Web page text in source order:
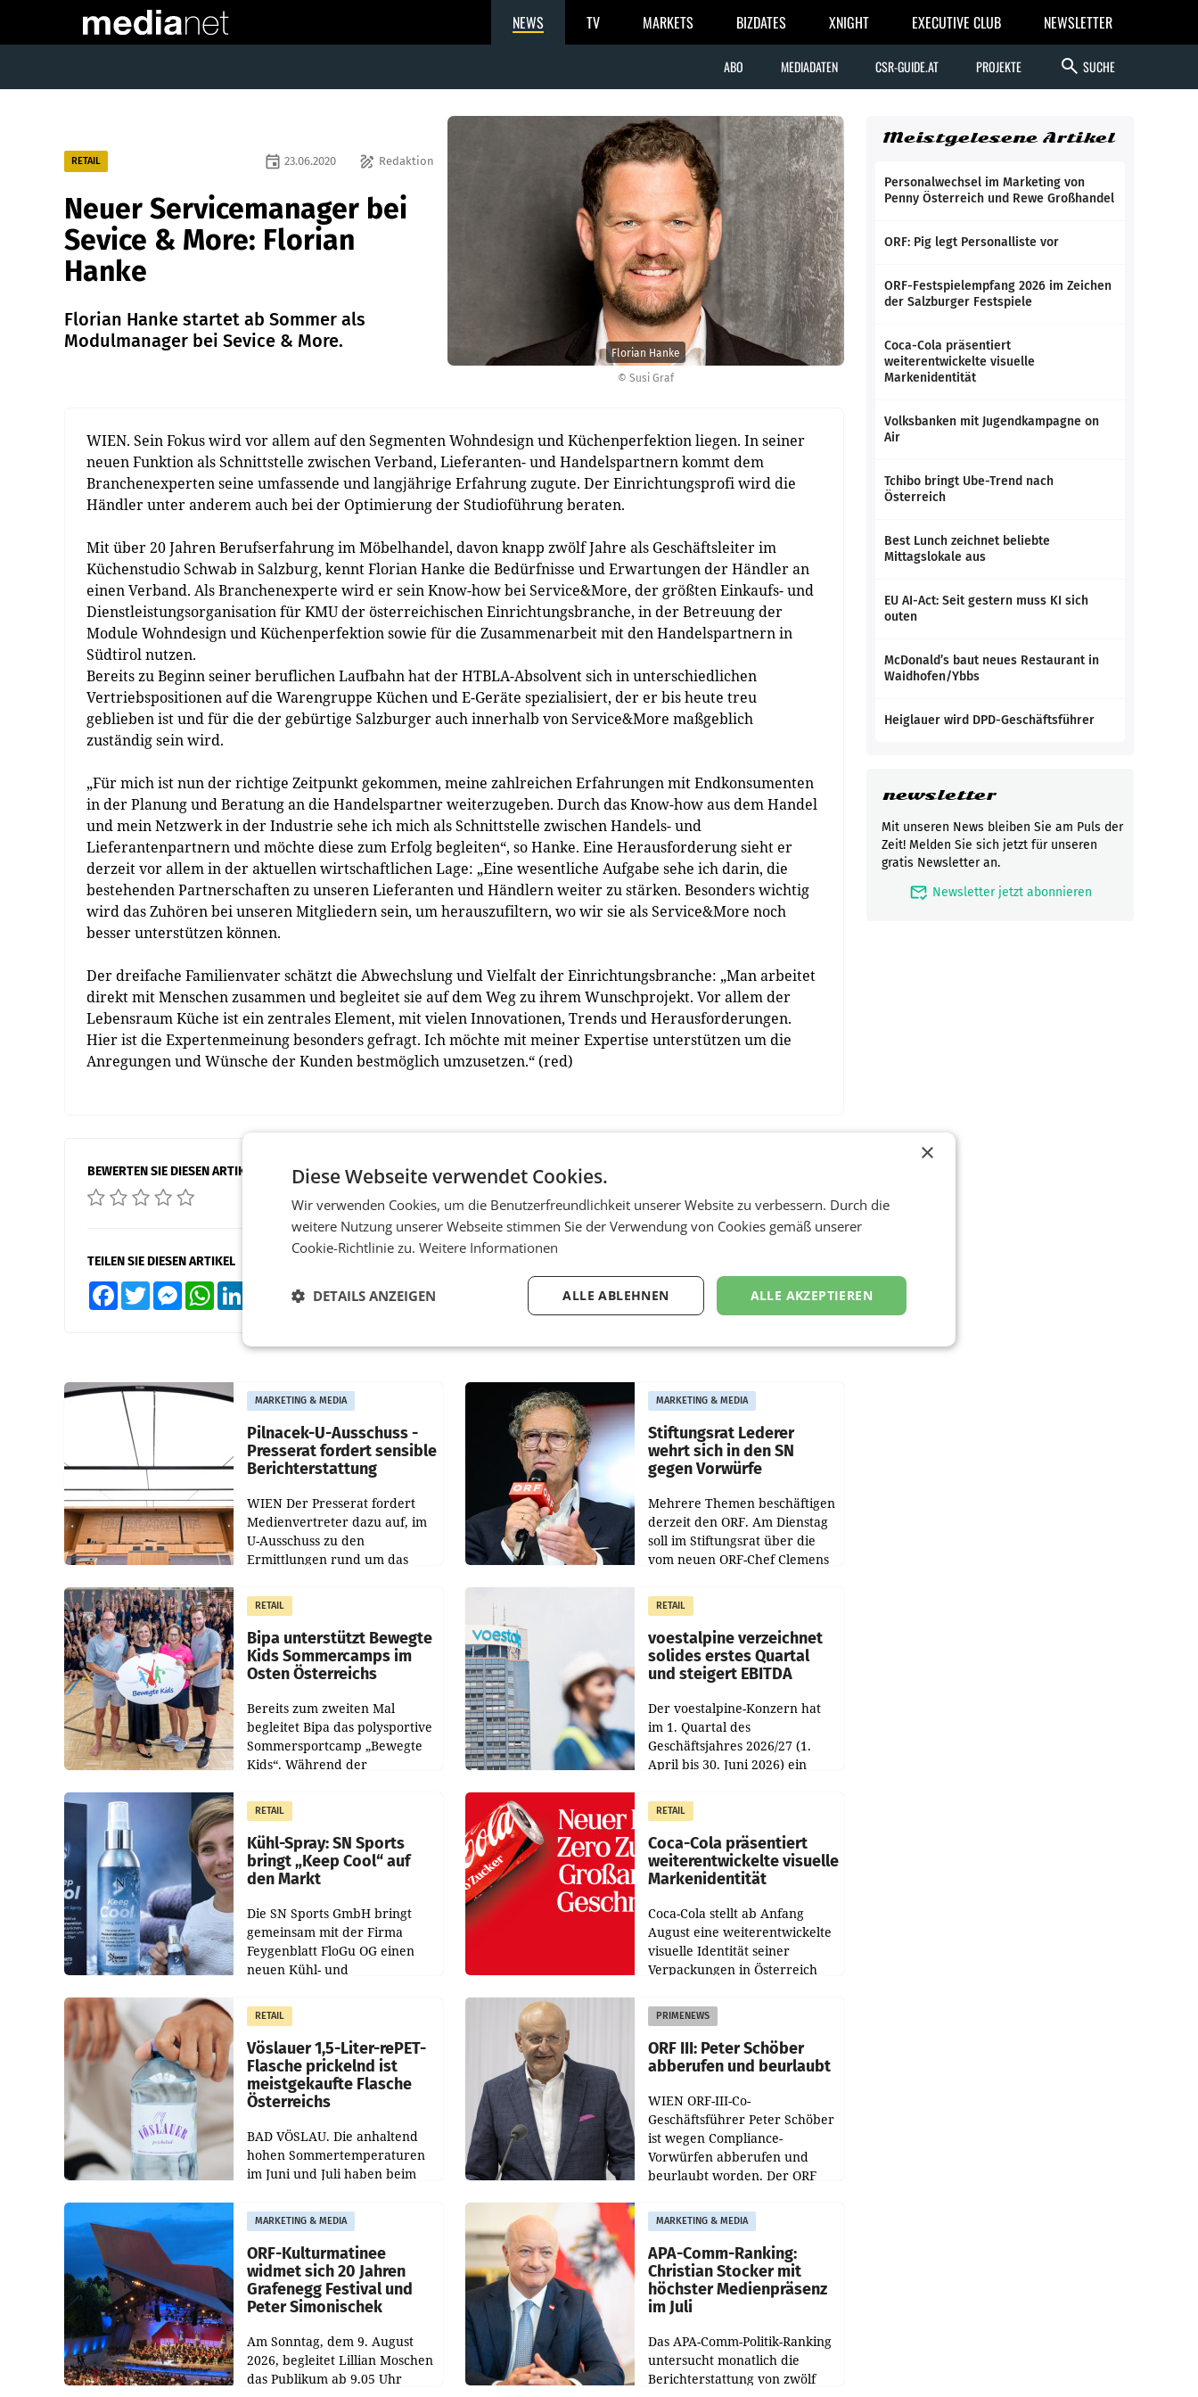
NEWS TV MARKETS BIZDATES XNIGHT EXECUTIVE CLUB NEWSLETTER
ABO MEDIADATEN CSR-GUIDE.AT PROJEKTE search SUCHE
© Susi Graf
Florian Hanke
RETAIL draw Redaktion
event 23.06.2020
Neuer Servicemanager bei
Sevice & More: Florian
Hanke
Florian Hanke startet ab Sommer als
Modulmanager bei Sevice & More.
WIEN. Sein Fokus wird vor allem auf den Segmenten Wohndesign und Küchenperfektion liegen. In seiner
neuen Funktion als Schnittstelle zwischen Verband, Lieferanten- und Handelspartnern kommt dem
Branchenexperten seine umfassende und langjährige Erfahrung zugute. Der Einrichtungsprofi wird die
Händler unter anderem auch bei der Optimierung der Studioführung beraten.
Mit über 20 Jahren Berufserfahrung im Möbelhandel, davon knapp zwölf Jahre als Geschäftsleiter im
Küchenstudio Schwab in Salzburg, kennt Florian Hanke die Bedürfnisse und Erwartungen der Händler an
einen Verband. Als Branchenexperte wird er sein Know-how bei Service&More, der größten Einkaufs- und
Dienstleistungsorganisation für KMU der österreichischen Einrichtungsbranche, in der Betreuung der
Module Wohndesign und Küchenperfektion sowie für die Zusammenarbeit mit den Handelspartnern in
Südtirol nutzen.
Bereits zu Beginn seiner beruflichen Laufbahn hat der HTBLA-Absolvent sich in unterschiedlichen
Vertriebspositionen auf die Warengruppe Küchen und E-Geräte spezialisiert, der er bis heute treu
geblieben ist und für die der gebürtige Salzburger auch innerhalb von Service&More maßgeblich
zuständig sein wird.
„Für mich ist nun der richtige Zeitpunkt gekommen, meine zahlreichen Erfahrungen mit Endkonsumenten
in der Planung und Beratung an die Handelspartner weiterzugeben. Durch das Know-how aus dem Handel
und mein Netzwerk in der Industrie sehe ich mich als Schnittstelle zwischen Handels- und
Lieferantenpartnern und möchte diese zum Erfolg begleiten“, so Hanke. Eine Herausforderung sieht er
derzeit vor allem in der aktuellen wirtschaftlichen Lage: „Eine wesentliche Aufgabe sehe ich darin, die
bestehenden Partnerschaften zu unseren Lieferanten und Händlern weiter zu stärken. Besonders wichtig
wird das Zuhören bei unseren Mitgliedern sein, um herauszufiltern, wo wir sie als Service&More noch
besser unterstützen können.
Der dreifache Familienvater schätzt die Abwechslung und Vielfalt der Einrichtungsbranche: „Man arbeitet
direkt mit Menschen zusammen und begleitet sie auf dem Weg zu ihrem Wunschprojekt. Vor allem der
Lebensraum Küche ist ein zentrales Element, mit vielen Innovationen, Trends und Herausforderungen.
Hier ist die Expertenmeinung besonders gefragt. Ich möchte mit meiner Expertise unterstützen um die
Anregungen und Wünsche der Kunden bestmöglich umzusetzen.“ (red)
BEWERTEN SIE DIESEN ARTIKEL
TEILEN SIE DIESEN ARTIKEL
FacebookTwitter MessengerWhatsApp XING
MARKETING & MEDIA
Pilnacek-U-Ausschuss -
Presserat fordert sensible
Berichterstattung
WIEN Der Presserat fordert
Medienvertreter dazu auf, im
U-Ausschuss zu den
Ermittlungen rund um das
im Justizministerium, Christian
Pilnacek, auf sensible
MARKETING & MEDIA
Stiftungsrat Lederer
wehrt sich in den SN
gegen Vorwürfe
Mehrere Themen beschäftigen
derzeit den ORF. Am Dienstag
soll im Stiftungsrat über die
vom neuen ORF-Chef Clemens
Besetzungen für die
Direktionen abgestimmt
werden.
RETAIL
Bipa unterstützt Bewegte
Kids Sommercamps im
Osten Österreichs
Bereits zum zweiten Mal
begleitet Bipa das polysportive
Sommersportcamp „Bewegte
Kids“. Während der
Juli und August versorgt das
Unternehmen Kinder sowie
RETAIL
voestalpine verzeichnet
solides erstes Quartal
und steigert EBITDA
Der voestalpine-Konzern hat
im 1. Quartal des
Geschäftsjahres 2026/27 (1.
April bis 30. Juni 2026) ein
Der Umsatz stieg im Vergleich
zur Vorjahresperiode
RETAIL
Kühl-Spray: SN Sports
bringt „Keep Cool“ auf
den Markt
Die SN Sports GmbH bringt
gemeinsam mit der Firma
Feygenblatt FloGu OG einen
neuen Kühl- und
Markt. Das Produkt namens
„Keep Cool“ ist zu 100 Prozent
RETAIL
Coca-Cola präsentiert
weiterentwickelte visuelle
Markenidentität
Coca-Cola stellt ab Anfang
August eine weiterentwickelte
visuelle Identität seiner
Verpackungen in Österreich
Redesigns stehen zentrale
Gestaltungselemente
RETAIL
Vöslauer 1,5-Liter-rePET-
Flasche prickelnd ist
meistgekaufte Flasche
Österreichs
BAD VÖSLAU. Die anhaltend
hohen Sommertemperaturen
im Juni und Juli haben beim
Getränkehersteller Vöslauer zu
deutlichen Absatzzuwächsen
geführt. Während
PRIMENEWS
ORF III: Peter Schöber
abberufen und beurlaubt
WIEN ORF-III-Co-
Geschäftsführer Peter Schöber
ist wegen Compliance-
Vorwürfen abberufen und
beurlaubt worden. Der ORF
entsprechende
Medienberichte.
MARKETING & MEDIA
ORF-Kulturmatinee
widmet sich 20 Jahren
Grafenegg Festival und
Peter Simonischek
Am Sonntag, dem 9. August
2026, begleitet Lillian Moschen
das Publikum ab 9.05 Uhr
MARKETING & MEDIA
APA-Comm-Ranking:
Christian Stocker mit
höchster Medienpräsenz
im Juli
Das APA-Comm-Politik-Ranking
untersucht monatlich die
Berichterstattung von zwölf
Meistgelesene Artikel
Personalwechsel im Marketing von
Penny Österreich und Rewe Großhandel
ORF: Pig legt Personalliste vor
ORF-Festspielempfang 2026 im Zeichen
der Salzburger Festspiele
Coca-Cola präsentiert
weiterentwickelte visuelle
Markenidentität
Volksbanken mit Jugendkampagne on
Air
Tchibo bringt Ube-Trend nach
Österreich
Best Lunch zeichnet beliebte
Mittagslokale aus
EU AI-Act: Seit gestern muss KI sich
outen
McDonald’s baut neues Restaurant in
Waidhofen/Ybbs
Heiglauer wird DPD-Geschäftsführer
newsletter
Mit unseren News bleiben Sie am Puls der
Zeit! Melden Sie sich jetzt für unseren
gratis Newsletter an.
mark_email_read Newsletter jetzt abonnieren
×
Diese Webseite verwendet Cookies.
Wir verwenden Cookies, um die Benutzerfreundlichkeit unserer Website zu verbessern. Durch die
weitere Nutzung unserer Webseite stimmen Sie der Verwendung von Cookies gemäß unserer
Cookie-Richtlinie zu. Weitere Informationen
ALLE AKZEPTIEREN
ALLE ABLEHNEN
DETAILS ANZEIGEN